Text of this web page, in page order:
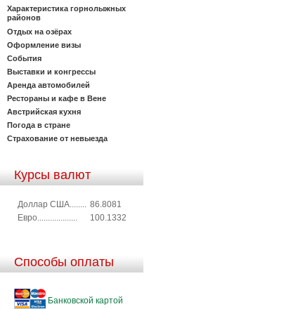
Характеристика горнолыжных
районов
Отдых на озёрах
Оформление визы
События
Выставки и конгрессы
Аренда автомобилей
Рестораны и кафе в Вене
Австрийская кухня
Погода в стране
Страхование от невыезда
Курсы валют
Доллар США........ 86.8081
Евро...................
100.1332
Способы оплаты
Банковской картой